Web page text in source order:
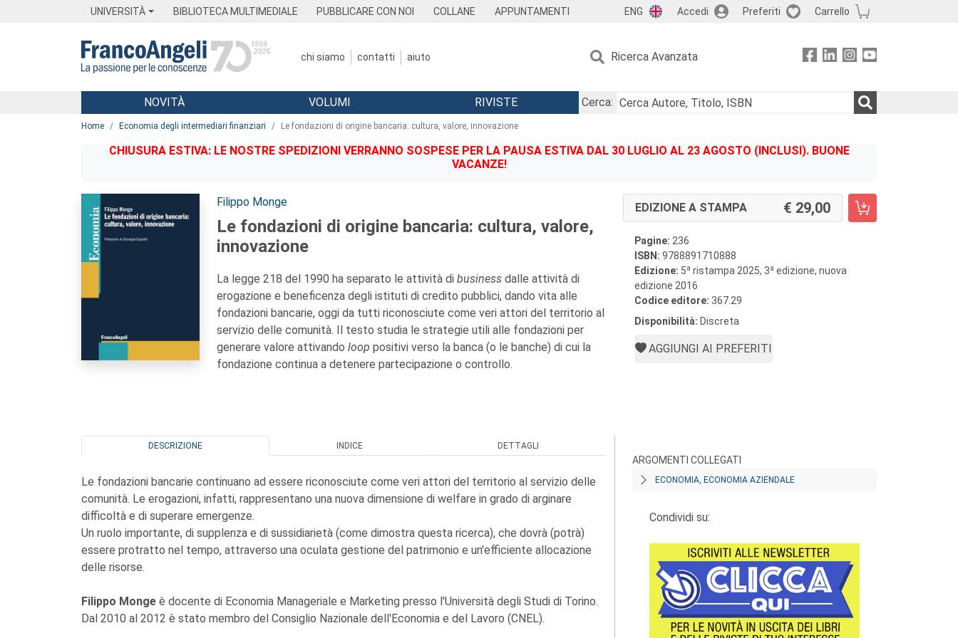
UNIVERSITÀ BIBLIOTECA MULTIMEDIALE PUBBLICARE CON NOI COLLANE APPUNTAMENTI ENG Accedi Preferiti Carrello
chi siamo contatti aiuto Ricerca Avanzata
Menu
NOVITÀ VOLUMI RIVISTE
Cerca:
Home Economia degli intermediari finanziari Le fondazioni di origine bancaria: cultura, valore, innovazione
CHIUSURA ESTIVA: LE NOSTRE SPEDIZIONI VERRANNO SOSPESE PER LA PAUSA ESTIVA DAL 30 LUGLIO AL 23 AGOSTO (INCLUSI). BUONE
VACANZE!
Autori:
Filippo Monge
Le fondazioni di origine bancaria: cultura, valore,
innovazione
La legge 218 del 1990 ha separato le attività di business dalle attività di
erogazione e beneficenza degli istituti di credito pubblici, dando vita alle
fondazioni bancarie, oggi da tutti riconosciute come veri attori del territorio al
servizio delle comunità. Il testo studia le strategie utili alle fondazioni per
generare valore attivando loop positivi verso la banca (o le banche) di cui la
fondazione continua a detenere partecipazione o controllo.
EDIZIONE A STAMPA 29,00
Pagine: 236
ISBN: 9788891710888
Edizione: 5a ristampa 2025, 3a edizione, nuova
edizione 2016
Codice editore: 367.29
Disponibilità: Discreta
AGGIUNGI AI PREFERITI
DESCRIZIONE INDICE DETTAGLI
Le fondazioni bancarie continuano ad essere riconosciute come veri attori del territorio al servizio delle
comunità. Le erogazioni, infatti, rappresentano una nuova dimensione di welfare in grado di arginare
difficoltà e di superare emergenze.
Un ruolo importante, di supplenza e di sussidiarietà (come dimostra questa ricerca), che dovrà (potrà)
essere protratto nel tempo, attraverso una oculata gestione del patrimonio e un'efficiente allocazione
delle risorse.
Filippo Monge è docente di Economia Manageriale e Marketing presso l'Università degli Studi di Torino.
Dal 2010 al 2012 è stato membro del Consiglio Nazionale dell'Economia e del Lavoro (CNEL).
ARGOMENTI COLLEGATI
ECONOMIA, ECONOMIA AZIENDALE
Condividi su: